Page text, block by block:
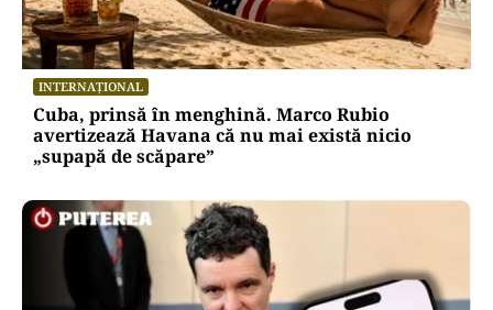
INTERNAȚIONAL
Cuba, prinsă în menghină. Marco Rubio
avertizează Havana că nu mai există nicio
„supapă de scăpare”